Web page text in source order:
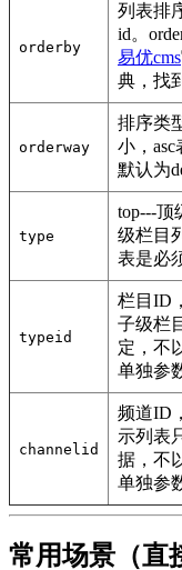
orderby
列表排
id。
易优cms
典，找
orderway
排序类
小，
默认为
type
top---顶
级栏目
表是必
typeid
栏目ID
子级栏
定，不
单独参
channelid
频道ID
示列表
据，不
单独参
常用场景（直